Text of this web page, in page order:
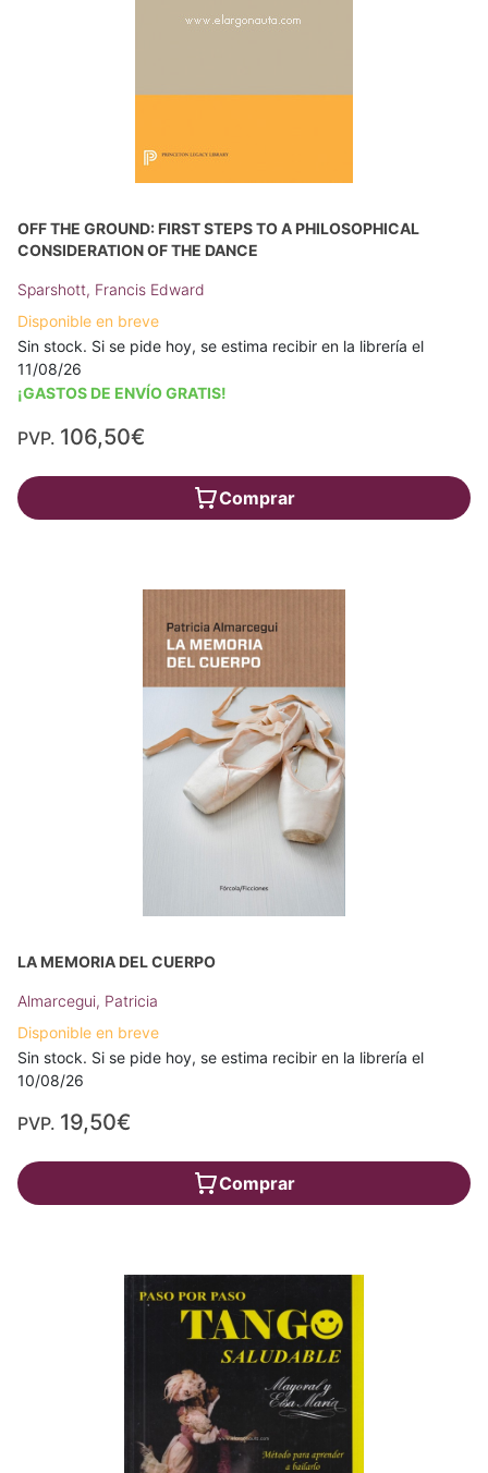
OFF THE GROUND: FIRST STEPS TO A PHILOSOPHICAL
CONSIDERATION OF THE DANCE
Sparshott, Francis Edward
Disponible en breve
Sin stock. Si se pide hoy, se estima recibir en la librería el
11/08/26
¡GASTOS DE ENVÍO GRATIS!
PVP. 106,50€
Comprar
LA MEMORIA DEL CUERPO
Almarcegui, Patricia
Disponible en breve
Sin stock. Si se pide hoy, se estima recibir en la librería el
10/08/26
PVP. 19,50€
Comprar